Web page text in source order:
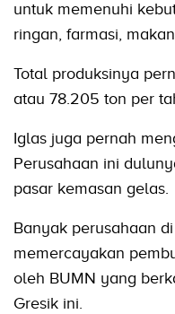
untuk memenuhi
ringan, farmasi,
Total produksinya
atau 78.205 ton per
Iglas juga pernah
Perusahaan ini
pasar kemasan gelas.
Banyak perusahaan
memercayakan
oleh BUMN yang
Gresik ini.